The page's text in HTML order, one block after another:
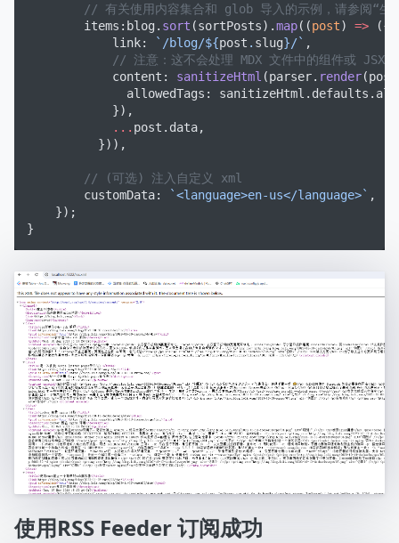
// 有关使用内容集合和 glob 导入的示例，请参阅“生
        items:blog.
sort (sortPosts).map((post) => ({
            link:
`/blog/${post . slug}/` ,
// 注意：这不会处理 MDX 文件中的组件或 JSX
            content:
sanitizeHtml (parser. render
allowedTags:
            }),
            ...
post.data,
          })),
        // (可选) 注入自定义 xml
        customData:
`<language>en-us</language>` ,
    });
}
使用RSS Feeder 订阅成功